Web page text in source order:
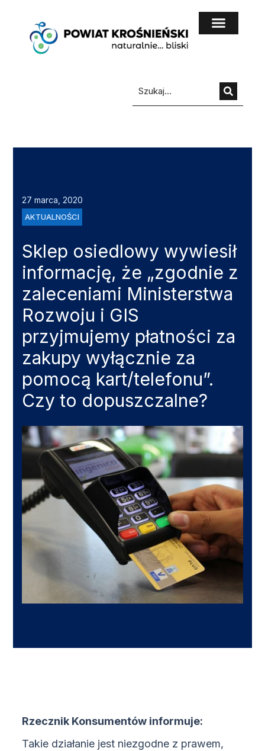
27 marca, 2020
AKTUALNOŚCI
Sklep osiedlowy wywiesił
informację, że „zgodnie z
zaleceniami Ministerstwa
Rozwoju i GIS
przyjmujemy płatności za
zakupy wyłącznie za
pomocą kart/telefonu”.
Czy to dopuszczalne?
Rzecznik Konsumentów informuje:
Takie działanie jest niezgodne z prawem,